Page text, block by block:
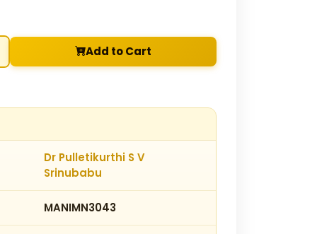
Add to Cart
Dr Pulletikurthi S V
Srinubabu
MANIMN3043